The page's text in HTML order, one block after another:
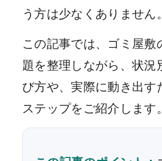
う方は少なくありません。
この記事では、ゴミ屋敷
題を整理しながら、状況
び方や、実際に動き出す
ステップをご紹介します。